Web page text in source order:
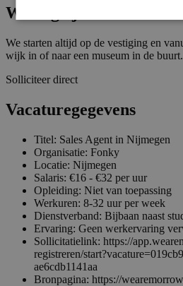
Waar ga je werken?
We starten altijd op de vestiging en
wijk in of naar een museum in de buurt.
Solliciteer direct
Vacaturegegevens
Titel: Sales Agent in Nijmegen
Organisatie: Fonky
Locatie: Nijmegen
Salaris: €16 - €32 per uur
Opleiding: Niet van toepassing
Werkuren: 8-32 uur per week
Dienstverband: Bijbaan naast
Ervaring: Geen werkervaring
Sollicitatielink: https://
registreren/
ae6cdb1141aa
Bronpagina: https://